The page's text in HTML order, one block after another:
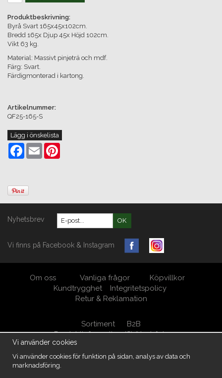
Produktbeskrivning:
Byrå Svart 165x45x102cm.
Bredd 165x Djup 45x Höjd 102cm.
Vikt 63 kg.
Material: Massivt pinjeträ och mdf.
Färg: Svart.
Färdigmonterad i kartong.
Artikelnummer:
QF25-165-S
Lägg i önskelista
Facebook
Email
Nyhetsbrev OK
Vi finns på Facebook & Instagram
Om oss Vanliga frågor
Köpvillkor
Kundtrygghet
Integritetspolicy
Retur & Reklamation
Sortiment
B2B
Produktinformation/Skötselråd
MöbelKungen/ M.A. West AB Org.nr 556950-5539
Vi använder cookies
Vi använder cookies för funktion på sidan, analys av data och
marknadsföring.